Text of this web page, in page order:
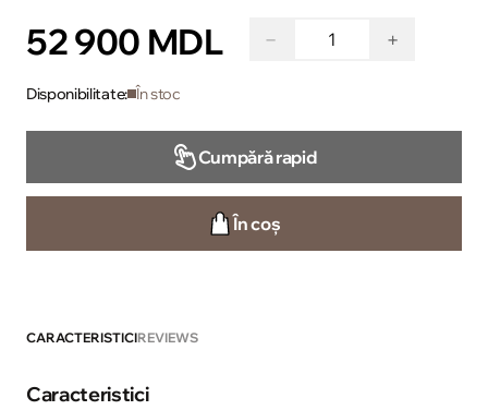
52 900 MDL − +
Disponibilitate: În stoc
Cumpără rapid
În coș
CARACTERISTICIREVIEWS
Caracteristici